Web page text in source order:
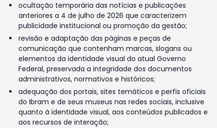
ocultação temporária das notícias e publicações
anteriores a 4 de julho de 2026 que caracterizem
publicidade institucional ou promoção da gestão;
revisão e adaptação das páginas e peças de
comunicação que contenham marcas, slogans ou
elementos da identidade visual do atual Governo
Federal, preservada a integridade dos documentos
administrativos, normativos e históricos;
adequação dos portais, sites temáticos e perfis oficiais
do Ibram e de seus museus nas redes sociais, inclusive
quanto à identidade visual, aos conteúdos publicados e
aos recursos de interação;